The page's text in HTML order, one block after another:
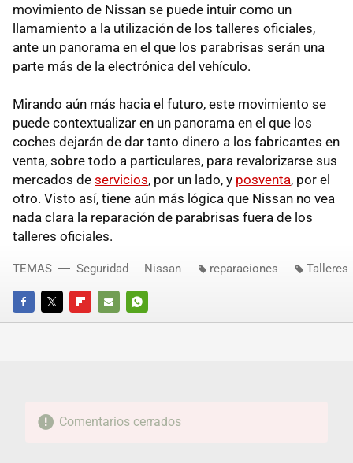
movimiento de Nissan se puede intuir como un
llamamiento a la utilización de los talleres oficiales,
ante un panorama en el que los parabrisas serán una
parte más de la electrónica del vehículo.
Mirando aún más hacia el futuro, este movimiento se
puede contextualizar en un panorama en el que los
coches dejarán de dar tanto dinero a los fabricantes en
venta, sobre todo a particulares, para revalorizarse sus
mercados de servicios, por un lado, y posventa, por el
otro. Visto así, tiene aún más lógica que Nissan no vea
nada clara la reparación de parabrisas fuera de los
talleres oficiales.
FACEBOOKTWITTERFLIPBOARD
E-
WHATSAPP
TEMAS Seguridad Nissan reparaciones Talleres
Comentarios cerrados